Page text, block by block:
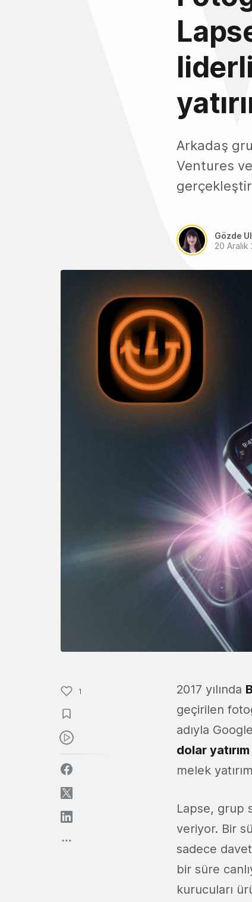
Arkadaş
Ventures
Gözde
20 Aralık
1 2017 yılında
geçirilen
adıyla
dolar yatırım
melek
Lapse, grup
veriyor. Bir
sadece
bir süre
kurucuları